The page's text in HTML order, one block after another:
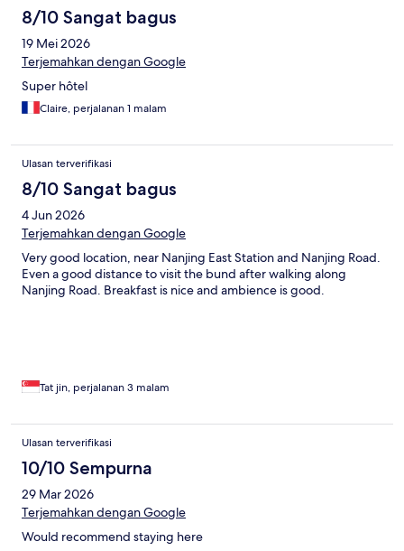
8/10 Sangat bagus
19 Mei 2026
Terjemahkan dengan Google
Super hôtel
Claire, perjalanan 1 malam
Ulasan terverifikasi
8/10 Sangat bagus
4 Jun 2026
Terjemahkan dengan Google
Very good location, near Nanjing East Station and Nanjing Road.
Even a good distance to visit the bund after walking along
Nanjing Road. Breakfast is nice and ambience is good.
Tat jin, perjalanan 3 malam
Ulasan terverifikasi
10/10 Sempurna
29 Mar 2026
Terjemahkan dengan Google
Would recommend staying here